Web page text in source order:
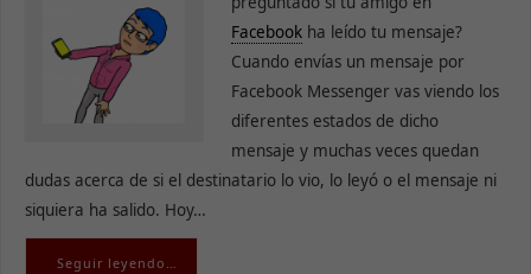
Facebook ha leído tu mensaje?
Cuando envías un mensaje por
Facebook Messenger vas viendo los
diferentes estados de dicho
mensaje y muchas veces quedan
dudas acerca de si el destinatario lo vio, lo leyó o el mensaje ni
siquiera ha salido. Hoy…
Seguir leyendo…